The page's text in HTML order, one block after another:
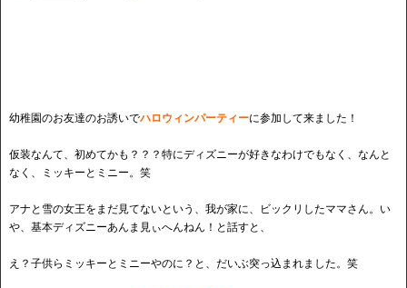
幼稚園のお友達のお誘いでハロウィンパーティーに参加して来ました！
仮装なんて、初めてかも？？？特にディズニーが好きなわけでもなく、なんと
なく、ミッキーとミニー。笑
アナと雪の女王をまだ見てないという、我が家に、ビックリしたママさん。い
や、基本ディズニーあんま見ぃへんねん！と話すと、
え？子供らミッキーとミニーやのに？と、だいぶ突っ込まれました。笑